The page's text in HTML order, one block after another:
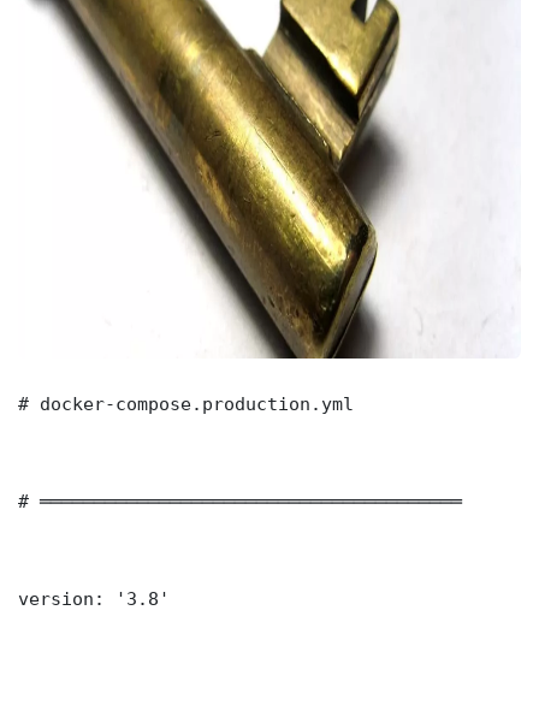
# docker-compose.production.yml
# ═══════════════════════════════════════
version: '3.8'